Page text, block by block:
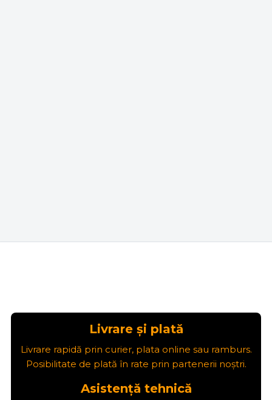
Livrare și plată
Livrare rapidă prin curier, plata online sau ramburs.
Posibilitate de plată în rate prin partenerii noștri.
Asistență tehnică